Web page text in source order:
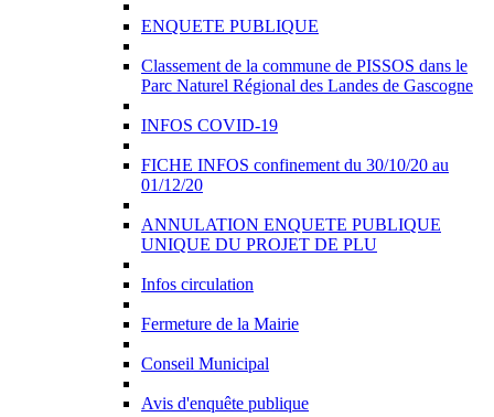
ENQUETE PUBLIQUE
Classement de la commune de PISSOS dans le
Parc Naturel Régional des Landes de Gascogne
INFOS COVID-19
FICHE INFOS confinement du 30/10/20 au
01/12/20
ANNULATION ENQUETE PUBLIQUE
UNIQUE DU PROJET DE PLU
Infos circulation
Fermeture de la Mairie
Conseil Municipal
Avis d'enquête publique